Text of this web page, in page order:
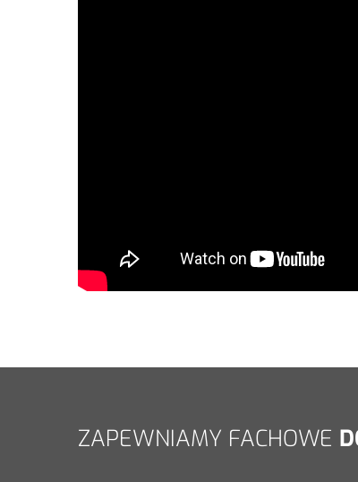
ZAPEWNIAMY FACHOWE